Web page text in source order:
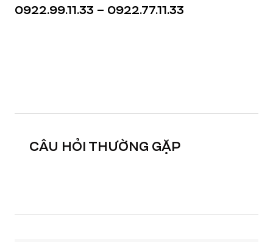
0922.99.11.33 – 0922.77.11.33
CÂU HỎI THƯỜNG GẶP